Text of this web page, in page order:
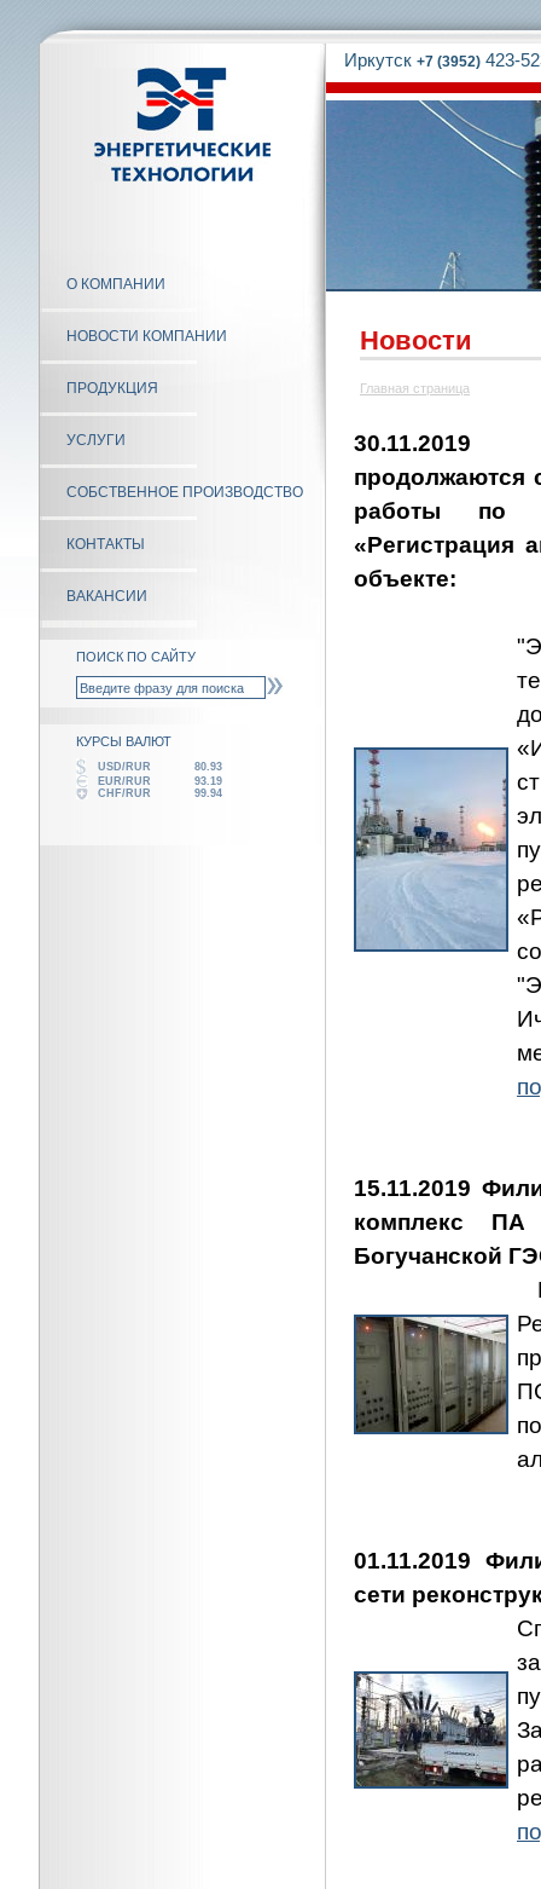
О КОМПАНИИ
НОВОСТИ КОМПАНИИ
ПРОДУКЦИЯ
УСЛУГИ
СОБСТВЕННОЕ ПРОИЗВОДСТВО
КОНТАКТЫ
ВАКАНСИИ
ПОИСК ПО САЙТУ
КУРСЫ ВАЛЮТ
USD/RUR
80.93
EUR/RUR
93.19
CHF/RUR
99.94
Иркутск +7 (3952) 423-
Новости
Главная страница
30.11.2019
продолжаются
работы по
«Регистрация
объекте:
15.11.2019
комплекс ПА
Богучанской
01.11.2019
сети